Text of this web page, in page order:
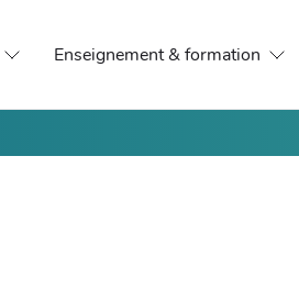
Enseignement & formation